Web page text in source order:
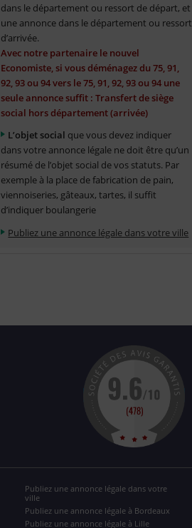
dans le département ou ressort de départ, et
une annonce dans le département ou ressort
d’arrivée.
Avec notre partenaire le nouvel
Economiste, si vous déménagez du 75, 91,
92, 93 ou 94 vers le 75, 91, 92, 93 ou 94 une
seule annonce suffit : Transfert de siège
social hors département (arrivée)
L’objet social que vous devez indiquer
dans votre annonce légale ne doit être qu’un
résumé de l’objet social de vos statuts. Par
exemple à la place de fabrication de pain,
viennoiseries, gâteaux, tartes, il suffit
d’indiquer boulangerie
Publiez une annonce légale dans votre ville
Publiez une annonce légale dans votre
ville
Publiez une annonce légale à Bordeaux
Publiez une annonce légale à Lille